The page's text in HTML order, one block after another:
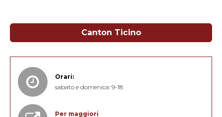
Canton Ticino
Orari:
sabato e domenica: 9-18
Per maggiori